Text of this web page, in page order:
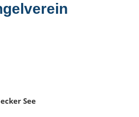
See